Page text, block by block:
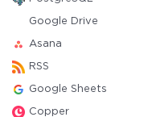
Google Drive
Asana
RSS
Google Sheets
Copper